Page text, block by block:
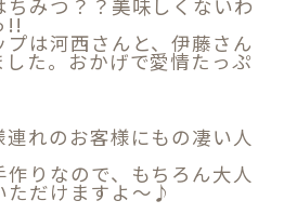
みつ？？美味しくないわ
!!
は河西さんと、伊藤さん
た。おかげで愛情たっぷ
れのお客様にもの凄い人
りなので、もちろん大人
ただけますよ～♪